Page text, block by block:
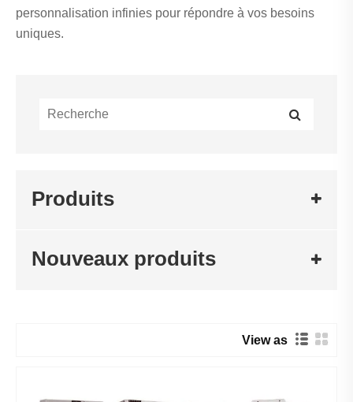
personnalisation infinies pour répondre à vos besoins
uniques.
Produits
Nouveaux produits
View as